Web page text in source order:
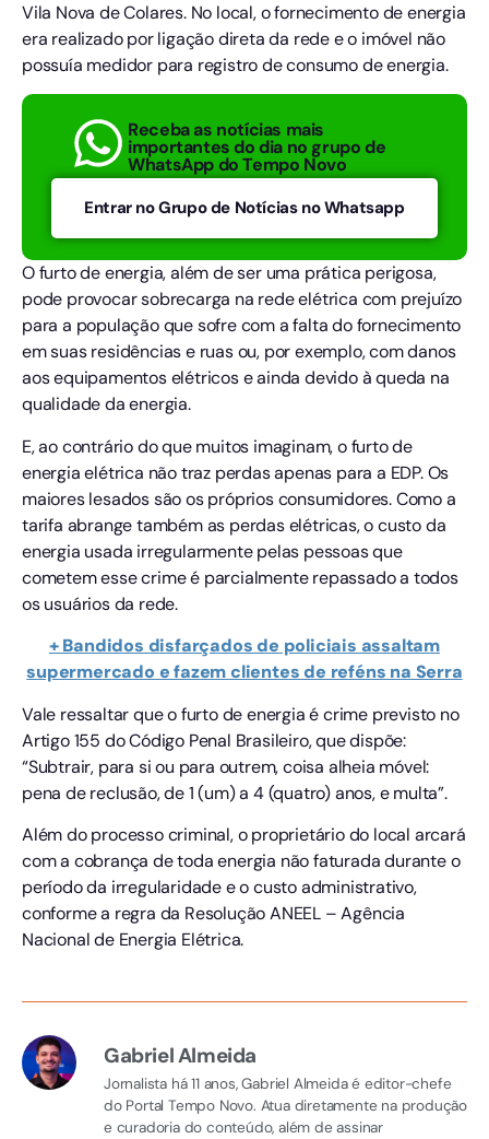
Vila Nova de Colares. No local, o fornecimento de energia
era realizado por ligação direta da rede e o imóvel não
possuía medidor para registro de consumo de energia.
Receba as notícias mais
importantes do dia no grupo de
WhatsApp do Tempo Novo
Entrar no Grupo de Notícias no Whatsapp
O furto de energia, além de ser uma prática perigosa,
pode provocar sobrecarga na rede elétrica com prejuízo
para a população que sofre com a falta do fornecimento
em suas residências e ruas ou, por exemplo, com danos
aos equipamentos elétricos e ainda devido à queda na
qualidade da energia.
E, ao contrário do que muitos imaginam, o furto de
energia elétrica não traz perdas apenas para a EDP. Os
maiores lesados são os próprios consumidores. Como a
tarifa abrange também as perdas elétricas, o custo da
energia usada irregularmente pelas pessoas que
cometem esse crime é parcialmente repassado a todos
os usuários da rede.
+ Bandidos disfarçados de policiais assaltam
supermercado e fazem clientes de reféns na Serra
Vale ressaltar que o furto de energia é crime previsto no
Artigo 155 do Código Penal Brasileiro, que dispõe:
“Subtrair, para si ou para outrem, coisa alheia móvel:
pena de reclusão, de 1 (um) a 4 (quatro) anos, e multa”.
Além do processo criminal, o proprietário do local arcará
com a cobrança de toda energia não faturada durante o
período da irregularidade e o custo administrativo,
conforme a regra da Resolução ANEEL – Agência
Nacional de Energia Elétrica.
Gabriel Almeida
Jornalista há 11 anos, Gabriel Almeida é editor-chefe
do Portal Tempo Novo. Atua diretamente na produção
e curadoria do conteúdo, além de assinar